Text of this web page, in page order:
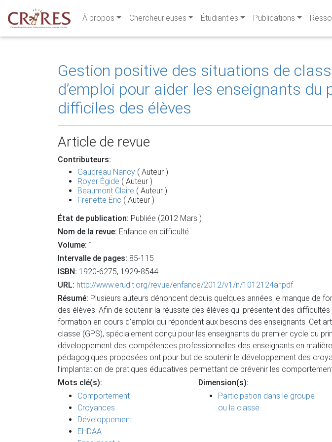
À propos Chercheur·euses Étudiant·es Publications
Gestion positive des situations de
d’emploi pour aider les enseignants
difficiles des élèves
Article de revue
Contributeurs:
Gaudreau Nancy ( Auteur )
Royer Égide ( Auteur )
Beaumont Claire ( Auteur )
Frenette Éric ( Auteur )
État de publication: Publiée (2012 Mars )
Nom de la revue: Enfance en difficulté
Volume: 1
Intervalle de pages: 85-115
ISBN: 1920-6275, 1929-8544
URL: http://www.erudit.org/revue/enfance/2012/v1/n/1012124ar.pdf
Résumé: Plusieurs auteurs dénoncent depuis quelques années le manque
des élèves. Afin de soutenir la réussite des élèves qui présentent des
formation en cours d’emploi qui répondent aux besoins des enseignants. Cet
classe (GPS), spécialement conçu pour les enseignants du premier cycle du
développement des compétences professionnelles des enseignants en
pédagogiques proposées ont pour but de soutenir le développement des
l’implantation de pratiques éducatives permettant de prévenir les
Mots clé(s):
Comportement
Croyances
Développement
EHDAA
Dimension(s):
Participation dans le groupe
ou la classe